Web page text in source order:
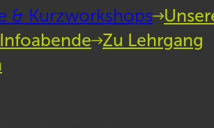
& Kurzworkshops
Zu Lehrgang